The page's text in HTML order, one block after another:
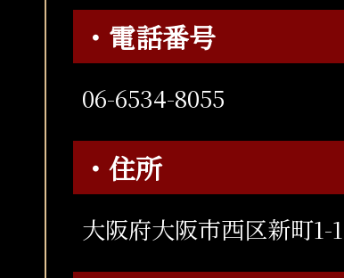
・電話番号
06-6534-8055
・住所
大阪府大阪市西区新町1-